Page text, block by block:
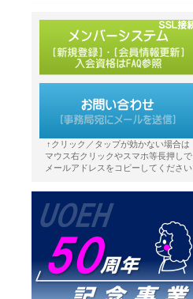
↑クリック／タップが効かない場合は
マウス右クリックやスマホ等長押しで
メールアドレスをコピーしてください